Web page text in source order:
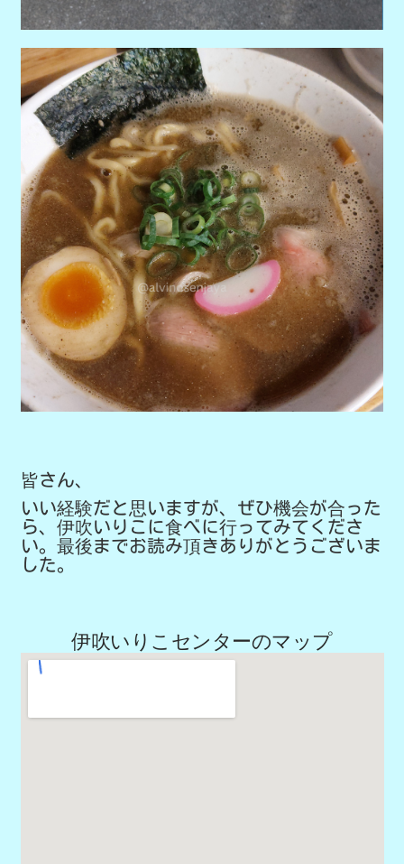
皆さん、
いい経験だと思いますが、ぜひ機会が合った
ら、伊吹いりこに食べに行ってみてくださ
い。最後までお読み頂きありがとうございま
した。
伊吹いりこセンターのマップ